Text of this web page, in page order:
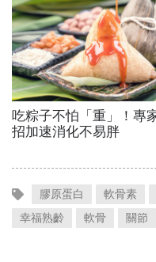
膠原蛋白 軟骨素
幸福熟齡
軟骨 關節